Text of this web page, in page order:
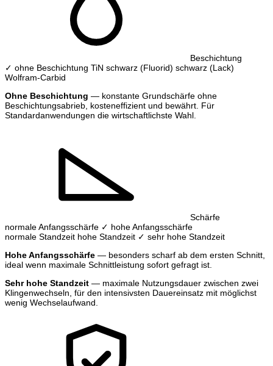
Beschichtung
✓ ohne Beschichtung TiN schwarz (Fluorid) schwarz (Lack)
Wolfram-Carbid
Ohne Beschichtung — konstante Grundschärfe ohne
Beschichtungsabrieb, kosteneffizient und bewährt. Für
Standardanwendungen die wirtschaftlichste Wahl.
Schärfe
normale Anfangsschärfe ✓ hohe Anfangsschärfe
normale Standzeit hohe Standzeit ✓ sehr hohe Standzeit
Hohe Anfangsschärfe — besonders scharf ab dem ersten Schnitt,
ideal wenn maximale Schnittleistung sofort gefragt ist.
Sehr hohe Standzeit — maximale Nutzungsdauer zwischen zwei
Klingenwechseln, für den intensivsten Dauereinsatz mit möglichst
wenig Wechselaufwand.